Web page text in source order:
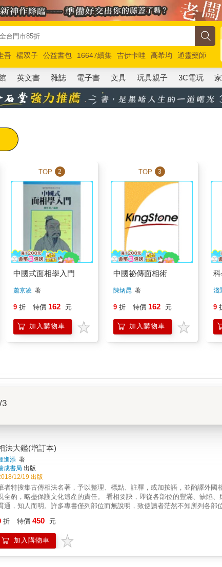
吾 楊双子 公益書包 16647續集 吉伊卡哇 高希均
通靈藥師
路邊攤新作
馬斯克 玩具總動員5 超慢跑
英文書 雜誌 電子書 文具 玩具親子 3C電玩
TOP 2
中國式面相學入門
蕭京凌著
9 折 特價 162 元
加入購物車
TOP 3
中國祕傳面相術
陳炳昆著
9 折 特價 162 元
加入購物車
淺
9
3
法大鑑(增訂本)
進添 著
成書局 出版
12/19 出版
者特搜集古傳相法名著，予以整理、標點、註釋，或加按語，並酌譯外
，略盡保護文化遺產的責任。 看相要訣，即從各部位的豐滿、缺陷、痣、痕等等形相去觀察，精心推理，自然會對古人所說的相理，豁然
通，知人而明。許多專書僅列部位而無說明，致使讀者茫然不知所列各部位作何解釋。
折 特價 450 元
加入購物車